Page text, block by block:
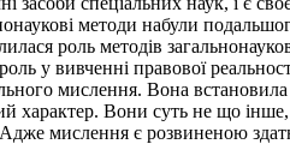
методи набули
роль методів
у вивченні правової
мислення. Вона
характер. Вони суть не що інше,
Адже мислення є розвиненою